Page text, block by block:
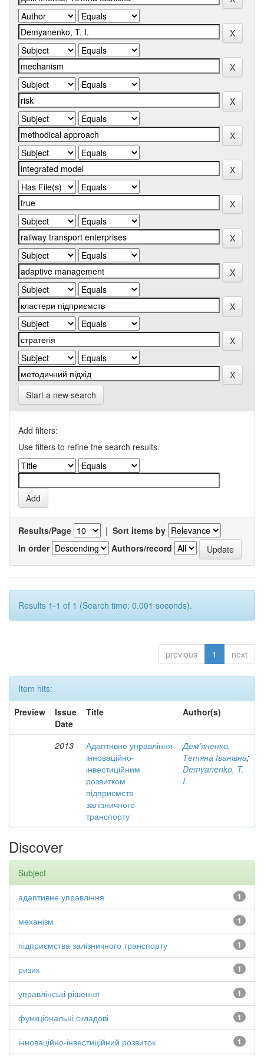
Start a new search
Add filters:
Use filters to refine the search results.
Results/Page | Sort items by
In order
Authors/record
Results 1-1 of 1 (Search time: 0.001 seconds).
previous 1 next
Item hits:
Preview
Issue
Date
Title Author(s)
2013
Адаптивне управління
інноваційно-
інвестиційним
розвитком
підприємств
залізничного
транспорту
Дем’яненко,
Тетяна Іванівна;
Demyanenko, T.
I.
Discover
Subject
1
адаптивне управління
1
механізм
1
підприємства залізничного транспорту
1
ризик
1
управлінські рішення
1
функціональні складові
1
інноваційно-інвестиційний розвиток